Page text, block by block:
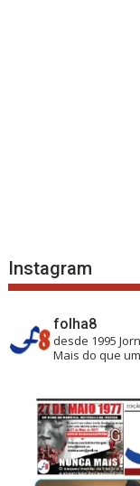
Instagram
folha8
desde 1995
Mais do que